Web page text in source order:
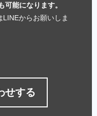
能になります。
からお願いしま
せする